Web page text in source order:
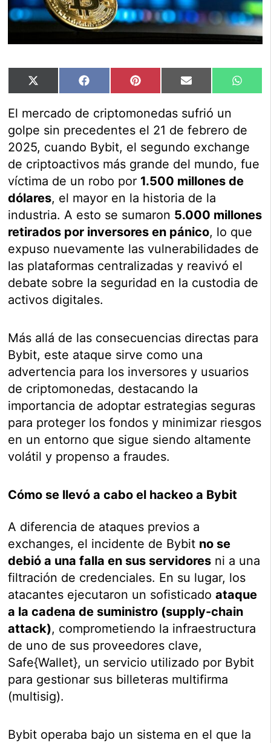
Compartir
en
X
(Twitter)
Compartir
en
Facebook Compartir
en
Pinterest Compartir
en
Email
en
El mercado de criptomonedas sufrió un
golpe sin precedentes el 21 de febrero de
2025, cuando Bybit, el segundo exchange
de criptoactivos más grande del mundo, fue
víctima de un robo por 1.500 millones de
dólares, el mayor en la historia de la
industria. A esto se sumaron 5.000 millones
retirados por inversores en pánico, lo que
expuso nuevamente las vulnerabilidades de
las plataformas centralizadas y reavivó el
debate sobre la seguridad en la custodia de
activos digitales.
Más allá de las consecuencias directas para
Bybit, este ataque sirve como una
advertencia para los inversores y usuarios
de criptomonedas, destacando la
importancia de adoptar estrategias seguras
para proteger los fondos y minimizar riesgos
en un entorno que sigue siendo altamente
volátil y propenso a fraudes.
Cómo se llevó a cabo el hackeo a Bybit
A diferencia de ataques previos a
exchanges, el incidente de Bybit no se
debió a una falla en sus servidores ni a una
filtración de credenciales. En su lugar, los
atacantes ejecutaron un sofisticadoataque
a la cadena de suministro (supply-chain
attack), comprometiendo la infraestructura
de uno de sus proveedores clave,
Safe{Wallet}, un servicio utilizado por Bybit
para gestionar sus billeteras multifirma
(multisig).
Bybit operaba bajo un sistema en el que la